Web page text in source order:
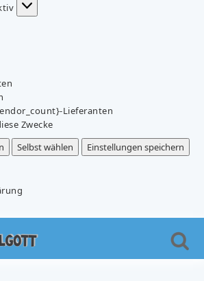
Lieferanten
Zwecke
Selbst wählen
Einstellungen speichern